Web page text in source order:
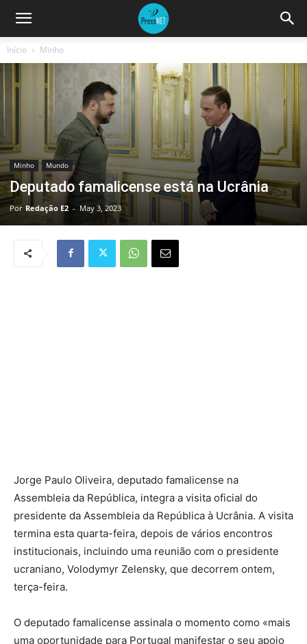
Início Minho
Minho Mundo
Deputado famalicense está na Ucrânia
Por Redação E2 - May 3, 2023
Jorge Paulo Oliveira, deputado famalicense na
Assembleia da República, integra a visita oficial do
presidente da Assembleia da República à Ucrânia. A visita
termina esta quarta-feira, depois de vários encontros
institucionais, incluindo uma reunião com o presidente
ucraniano, Volodymyr Zelensky, que decorrem ontem,
terça-feira.
O deputado famalicense assinala o momento como «mais
uma oportunidade para Portugal manifestar o seu apoio